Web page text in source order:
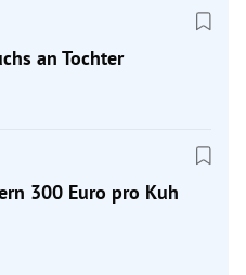
an Tochter
300 Euro pro Kuh